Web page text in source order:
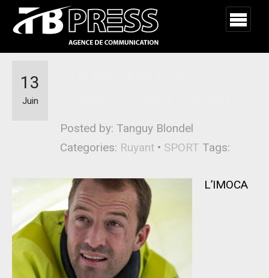
Posted by: Tanguy Blondel
Categories: Ruyant • SPORT Tags:
13
Juin
L’IMOCA